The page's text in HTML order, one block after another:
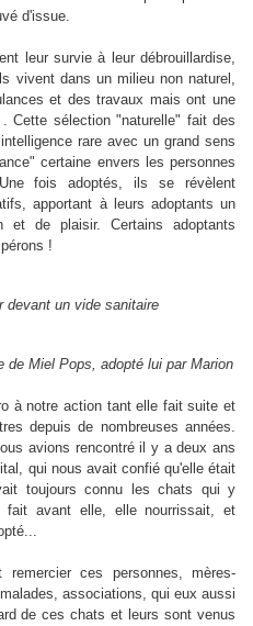
d'issue.
leur survie à leur débrouillardise,
vivent dans un milieu non naturel,
et des travaux mais ont une
Cette sélection "naturelle" fait des
rare avec un grand sens
certaine envers les personnes
fois adoptés, ils se révèlent
apportant à leurs adoptants un
et de plaisir. Certains adoptants
!
devant un vide sanitaire
Miel Pops, adopté lui par Marion
à notre action tant elle fait suite et
depuis de nombreuses années.
avions rencontré il y a deux ans
qui nous avait confié qu'elle était
toujours connu les chats qui y
fait avant elle, elle nourrissait, et
ces personnes, mères-
associations, qui eux aussi
de ces chats et leurs sont venus